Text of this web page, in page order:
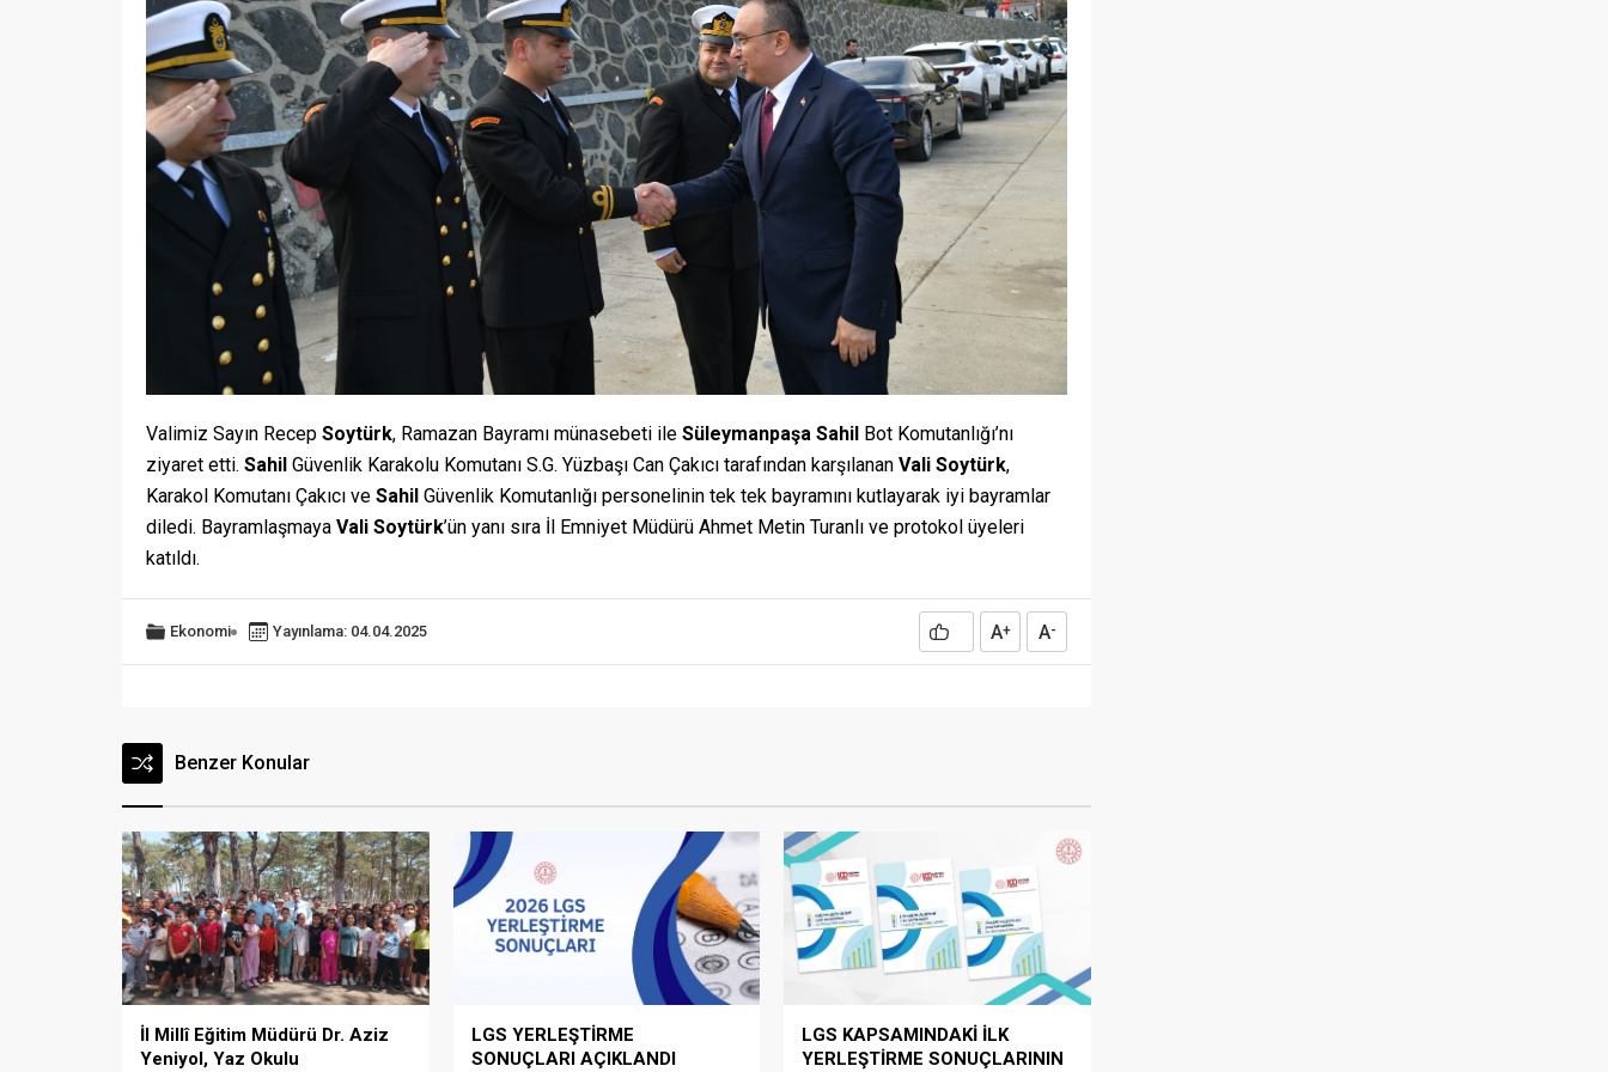
Valimiz Sayın Recep Soytürk, Ramazan Bayramı münasebeti ile Süleymanpaşa Sahil Bot Komutanlığı’nı
ziyaret etti. Sahil Güvenlik Karakolu Komutanı S.G. Yüzbaşı Can Çakıcı tarafından karşılanan Vali Soytürk,
Karakol Komutanı Çakıcı ve Sahil Güvenlik Komutanlığı personelinin tek tek bayramını kutlayarak iyi bayramlar
diledi. Bayramlaşmaya Vali Soytürk’ün yanı sıra İl Emniyet Müdürü Ahmet Metin Turanlı ve protokol üyeleri
katıldı.
Ekonomi Yayınlama: 04.04.2025 A+ A-
Benzer Konular
İl Millî Eğitim Müdürü Dr. Aziz
Yeniyol, Yaz Okulu
LGS YERLEŞTİRME
SONUÇLARI AÇIKLANDI
LGS KAPSAMINDAKİ İLK
YERLEŞTİRME SONUÇLARININ